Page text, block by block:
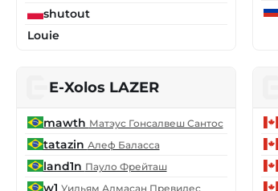
shutout
Louie
E-Xolos LAZER
mawth Матэус Гонсалвеш Сантос
tatazin Алеф Баласса
land1n Пауло Фрейташ
w1 Уильям Алмасан Превидес